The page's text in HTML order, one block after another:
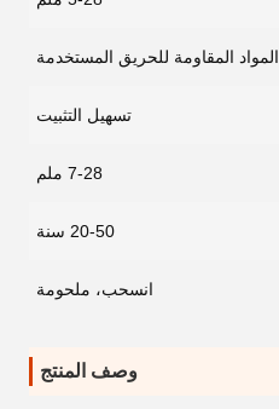
المواد المقاومة للحريق المستخدمة
تسهيل التثبيت
7-28 ملم
20-50 سنة
انسحب، ملحومة
وصف المنتج